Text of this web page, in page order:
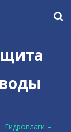
Гидроплаги –